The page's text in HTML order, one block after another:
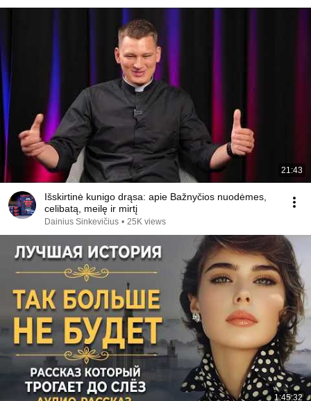
21:43
Išskirtinė kunigo drąsa: apie Bažnyčios nuodėmes,
celibatą, meilę ir mirtį
Dainius Sinkevičius • 25K views
1:45:32